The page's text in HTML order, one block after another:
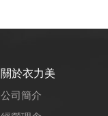
關於衣力美
公司簡介